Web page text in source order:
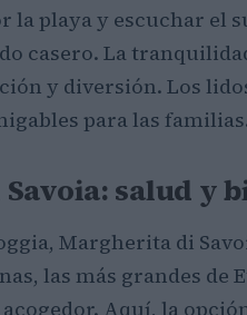
la playa y escuchar el
casero. La
y diversión. Los
para las
salud y
Margherita di
las más grandes de
Aquí, la